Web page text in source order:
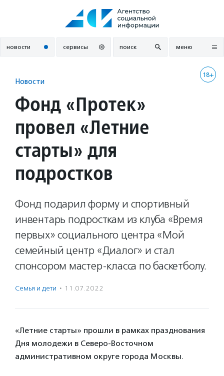
новости сервисы поиск меню
18+
Новости
Фонд «Протек»
провел «Летние
старты» для
подростков
Фонд подарил форму и спортивный
инвентарь подросткам из клуба «Время
первых» социального центра «Мой
семейный центр «Диалог» и стал
спонсором мастер-класса по баскетболу.
Семья и дети · 11.07.2022
«Летние старты» прошли в рамках празднования
Дня молодежи в Северо-Восточном
административном округе города Москвы.